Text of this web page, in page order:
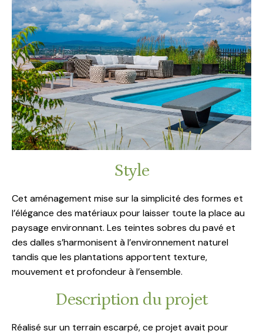
Style
Cet aménagement mise sur la simplicité des formes et
l’élégance des matériaux pour laisser toute la place au
paysage environnant. Les teintes sobres du pavé et
des dalles s’harmonisent à l’environnement naturel
tandis que les plantations apportent texture,
mouvement et profondeur à l’ensemble.
Description du projet
Réalisé sur un terrain escarpé, ce projet avait pour